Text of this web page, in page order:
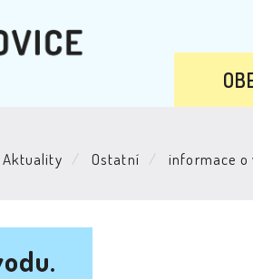
Aktuality Ostatní informace o